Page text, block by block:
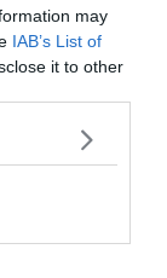
may
IAB’s List of
it to other
de mer entre
parfaitement
Cette large
jeux et accès
siècle, le
la